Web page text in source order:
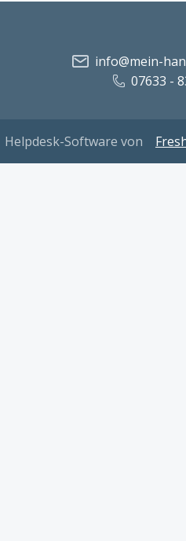
info@mein-
07633 -
Helpdesk-Software von